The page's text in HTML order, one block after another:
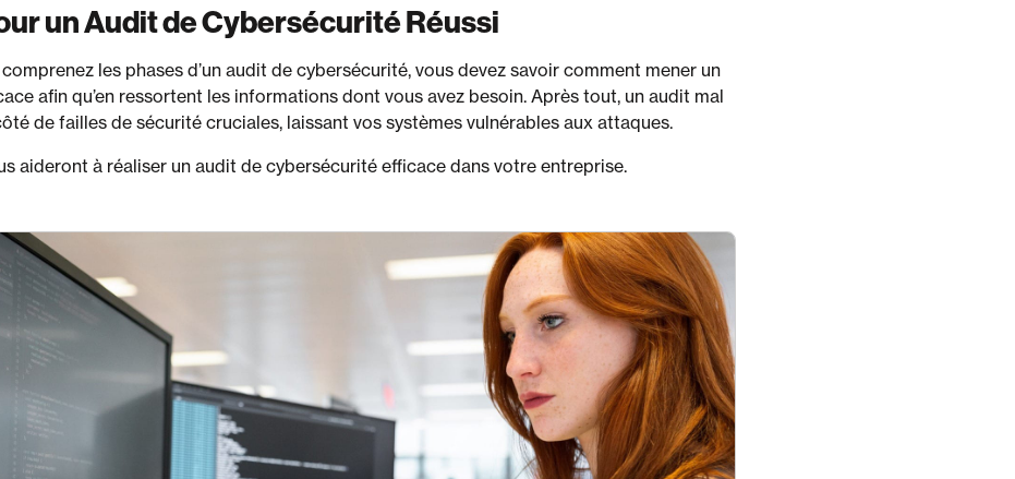
un Audit de Cybersécurité Réussi
les phases d’un audit de cybersécurité, vous devez savoir comment mener un
afin qu’en ressortent les informations dont vous avez besoin. Après tout, un audit mal
de failles de sécurité cruciales, laissant vos systèmes vulnérables aux attaques.
aideront à réaliser un audit de cybersécurité efficace dans votre entreprise.